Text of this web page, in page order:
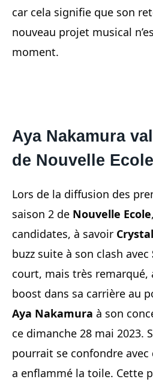
car cela signifie que son
nouveau projet musical
moment.
Aya Nakamura
de Nouvelle Ecole
Lors de la diffusion des
saison 2 de Nouvelle Ecole
candidates, à savoir Crystal
buzz suite à son clash avec
court, mais très remarqué,
boost dans sa carrière au
Aya Nakamura à son
ce dimanche 28 mai 2023.
pourrait se confondre
a enflammé la toile. Cette